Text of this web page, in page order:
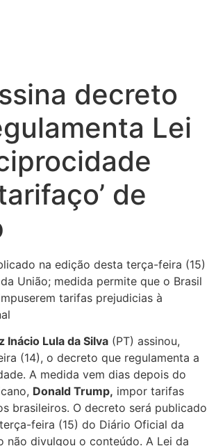
decreto
Lei
de
na edição desta terça-feira (15)
União; medida permite que o Brasil
tarifas prejudicias à
Inácio Lula da Silva (PT) assinou,
(14), o decreto que regulamenta a
A medida vem dias depois do
Donald Trump, impor tarifas
brasileiros. O decreto será publicado
feira (15) do Diário Oficial da
não divulgou o conteúdo. A Lei da